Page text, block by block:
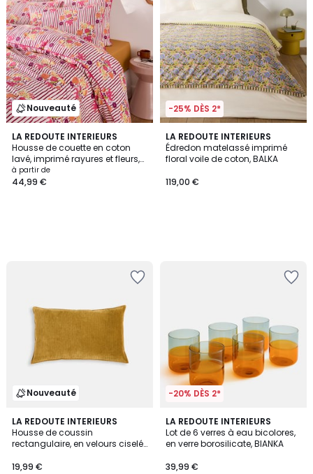
Nouveauté
LA REDOUTE INTERIEURS
Housse de couette en coton
lavé, imprimé rayures et fleurs,
BELARDI
à partir de
44,99 €
-25% DÈS 2*
LA REDOUTE INTERIEURS
Édredon matelassé imprimé
floral voile de coton, BALKA
119,00 €
Nouveauté
LA REDOUTE INTERIEURS
Housse de coussin
rectangulaire, en velours ciselé,
19,99 €
3
Couleurs
-20% DÈS 2*
LA REDOUTE INTERIEURS
Lot de 6 verres à eau bicolores,
en verre borosilicate, BIANKA
39,99 €